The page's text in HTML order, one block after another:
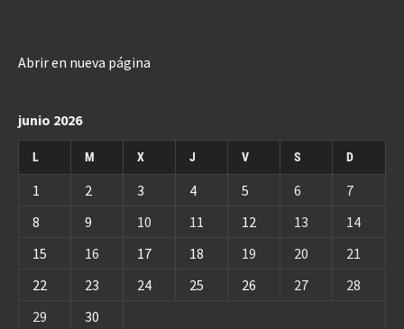
Abrir en nueva página
junio 2026
L M X J V S D
1 2 3 4 5 6
7
8
9 10 11 12 13
14
15
16 17 18 19 20
21
22
23 24 25 26 27
28
29
30